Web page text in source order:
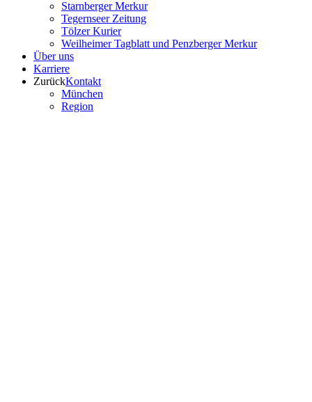
Starnberger Merkur
Tegernseer Zeitung
Tölzer Kurier
Weilheimer Tagblatt und Penzberger Merkur
Über uns
Karriere
ZurückKontakt
München
Region